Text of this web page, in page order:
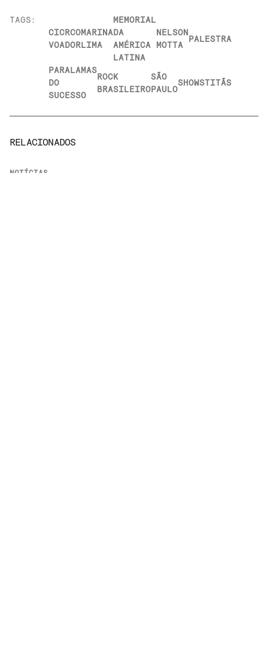
TAGS:
CICRCO
VOADOR
MARINA
LIMA
MEMORIAL
DA
AMÉRICA
LATINA
NELSON
MOTTA
PALESTRA
PARALAMAS
DO
SUCESSO
ROCK
BRASILEIRO
SÃO
PAULO
SHOWSTITÃS
RELACIONADOS
NOTÍCIAS